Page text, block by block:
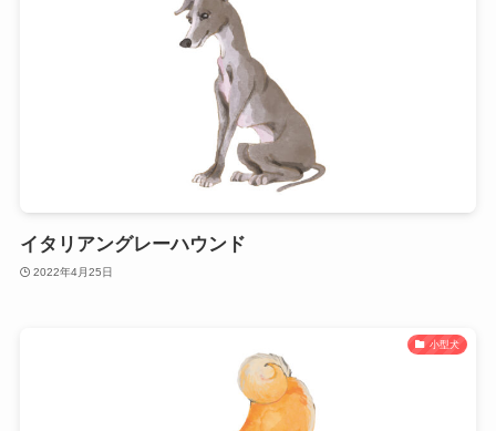
イタリアングレーハウンド
2022年4月25日
小型犬